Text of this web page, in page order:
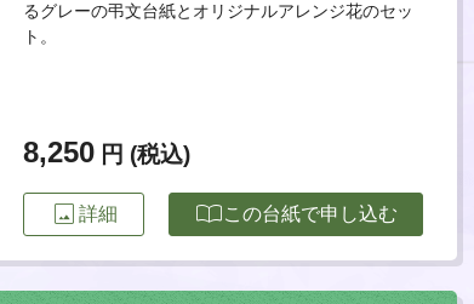
るグレーの弔文台紙とオリジナルアレンジ花のセッ
ト。
8,250 円 (税込)
image 詳細 import_contactsこの台紙で申し込む